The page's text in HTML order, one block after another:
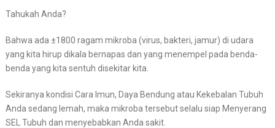
Tahukah Anda?
Bahwa ada ±1800 ragam mikroba (virus, bakteri, jamur) di udara
yang kita hirup dikala bernapas dan yang menempel pada benda-
benda yang kita sentuh disekitar kita.
Sekiranya kondisi Cara Imun, Daya Bendung atau Kekebalan Tubuh
Anda sedang lemah, maka mikroba tersebut selalu siap Menyerang
SEL Tubuh dan menyebabkan Anda sakit.